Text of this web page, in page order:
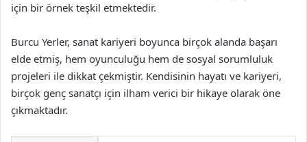
için bir örnek teşkil etmektedir.
Burcu Yerler, sanat kariyeri boyunca birçok alanda başarı
elde etmiş, hem oyunculuğu hem de sosyal sorumluluk
projeleri ile dikkat çekmiştir. Kendisinin hayatı ve kariyeri,
birçok genç sanatçı için ilham verici bir hikaye olarak öne
çıkmaktadır.